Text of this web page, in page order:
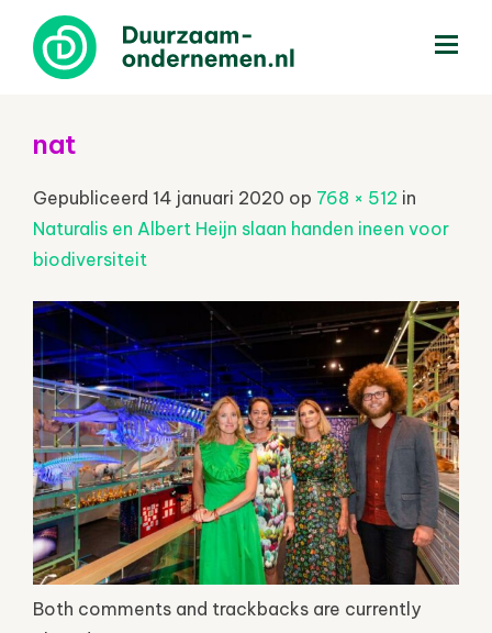
nat
Gepubliceerd 14 januari 2020 op 768 × 512 in
Naturalis en Albert Heijn slaan handen ineen voor
biodiversiteit
Both comments and trackbacks are currently